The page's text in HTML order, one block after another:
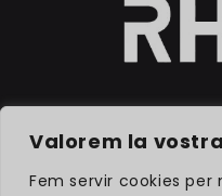
Valorem la
Fem servir cookies